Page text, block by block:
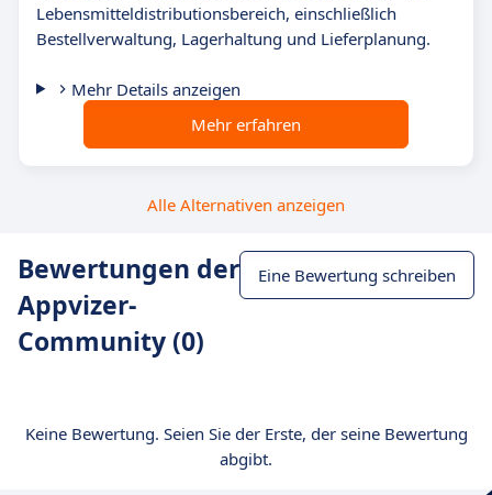
Lebensmitteldistributionsbereich, einschließlich
Bestellverwaltung, Lagerhaltung und Lieferplanung.
Mehr Details anzeigen
Mehr erfahren
Alle Alternativen anzeigen
Bewertungen der
Appvizer-
Community (0)
Eine Bewertung schreiben
Keine Bewertung. Seien Sie der Erste, der seine Bewertung
abgibt.